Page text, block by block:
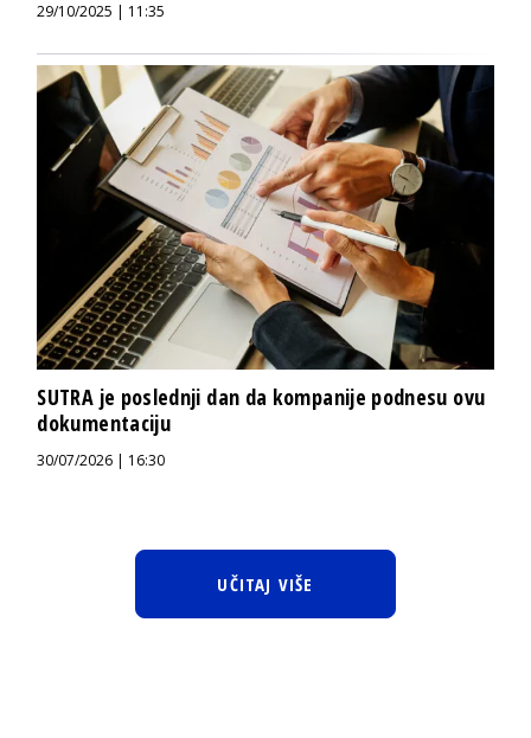
29/10/2025 | 11:35
SUTRA je poslednji dan da kompanije podnesu ovu
dokumentaciju
30/07/2026 | 16:30
UČITAJ VIŠE